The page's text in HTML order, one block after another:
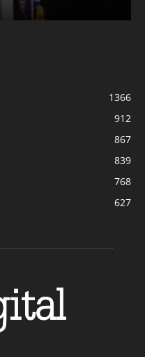
1366
912
867
839
768
627